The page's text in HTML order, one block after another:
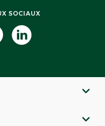
SOCIAUX